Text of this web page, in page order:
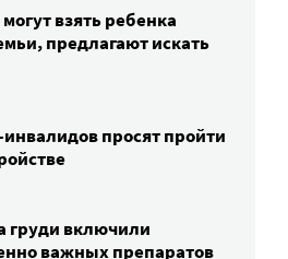
взять ребенка
предлагают искать
просят пройти
груди включили
важных препаратов